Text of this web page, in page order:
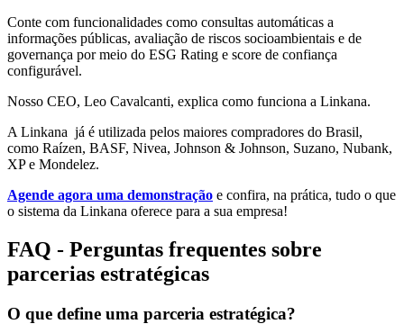
Conte com funcionalidades como consultas automáticas a
informações públicas, avaliação de riscos socioambientais e de
governança por meio do ESG Rating e score de confiança
configurável.
Nosso CEO, Leo Cavalcanti, explica como funciona a Linkana.
A Linkana já é utilizada pelos maiores compradores do Brasil,
como Raízen, BASF, Nivea, Johnson & Johnson, Suzano, Nubank,
XP e Mondelez.
Agende agora uma demonstração e confira, na prática, tudo o que
o sistema da Linkana oferece para a sua empresa!
FAQ - Perguntas frequentes sobre
parcerias estratégicas
O que define uma parceria estratégica?